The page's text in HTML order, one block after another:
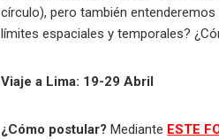
círculo), pero también
límites espaciales y temporales?
Viaje a Lima: 19-29 Abril
¿Cómo postular?Mediante ESTE